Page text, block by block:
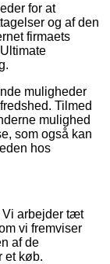
for at
og af den
firmaets
muligheder
Tilmed
mulighed
som også kan
hos
Vi arbejder tæt
vi fremviser
af de
et køb.